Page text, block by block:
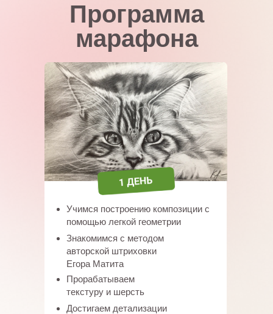
Программа
марафона
Учимся построению композиции с
помощью легкой геометрии
Знакомимся с методом
авторской штриховки
Егора Матита
Прорабатываем
текстуру и шерсть
Достигаем детализации